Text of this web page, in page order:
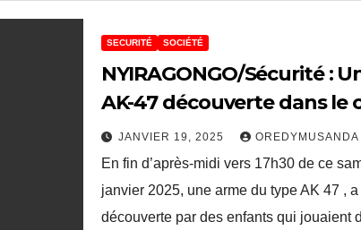
SECURITÉ SOCIÉTÉ
NYIRAGONGO/Sécurité :
AK-47 découverte dans le
déplacés de Bushagala, la
ventre
JANVIER 19, 2025 OREDYMUSANDA
En fin d’après-midi vers 17h30 de ce
janvier 2025, une arme du type AK 47 , a
découverte par des enfants qui jouaient